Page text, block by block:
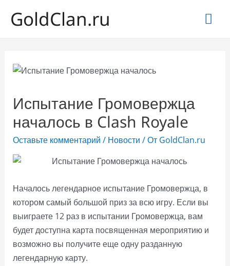
GoldClan.ru
Испытание Громовержца
началось в Clash Royale
Оставьте комментарий / Новости / От GoldClan.ru
Началось легендарное испытание Громовержца, в
котором самый большой приз за всю игру. Если вы
выиграете 12 раз в испытании Громовержца, вам
будет доступна карта посвященная мероприятию и
возможно вы получите еще одну разданную
легендарную карту.